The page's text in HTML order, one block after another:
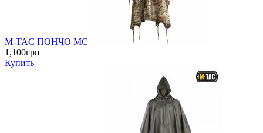
M-TAC ПОНЧО MC
1,100грн
Купить